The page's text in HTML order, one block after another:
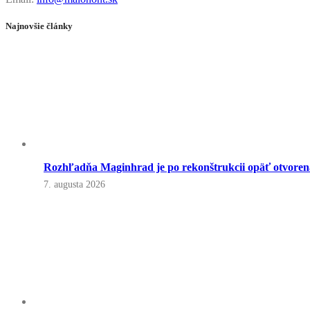
Najnovšie články
Rozhľadňa Maginhrad je po rekonštrukcii opäť
7. augusta 2026